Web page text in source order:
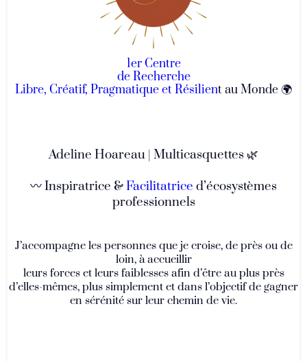
1er Centre
de Recherche
Libre, Créatif, Pragmatique et Résilient au Monde 🌍
Adeline Hoareau | Multicasquettes 🌿
〰 Inspiratrice &Facilitatrice d’écosystèmes
professionnels
J’accompagne les personnes que je croise, de près ou de
loin, à accueillir
leurs forces et leurs faiblesses afin d’être au plus près
d’elles-mêmes, plus simplement et dans l’objectif de gagner
en sérénité sur leur chemin de vie.